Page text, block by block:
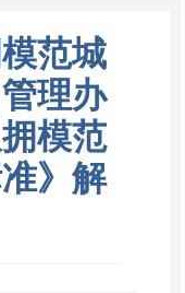
范城
理办
模范
》解